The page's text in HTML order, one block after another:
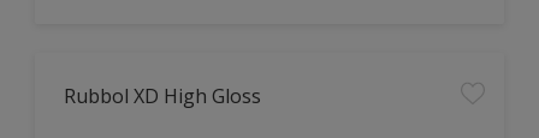
Rubbol XD High Gloss